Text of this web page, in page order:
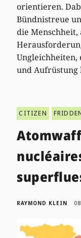
orientieren.
Bündnistreue
die
Ungleichheiten,
und Aufrüstung
CITIZEN
RAYMOND KLEIN